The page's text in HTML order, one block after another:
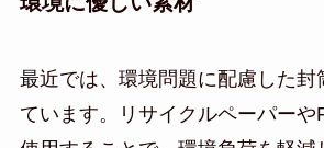
最近では、環境問題に配慮した封
ています。リサイクルペーパーや